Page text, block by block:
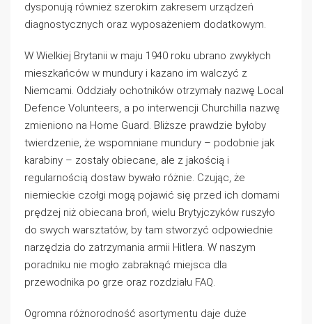
dysponują również szerokim zakresem urządzeń
diagnostycznych oraz wyposażeniem dodatkowym.
W Wielkiej Brytanii w maju 1940 roku ubrano zwykłych
mieszkańców w mundury i kazano im walczyć z
Niemcami. Oddziały ochotników otrzymały nazwę Local
Defence Volunteers, a po interwencji Churchilla nazwę
zmieniono na Home Guard. Bliższe prawdzie byłoby
twierdzenie, że wspomniane mundury – podobnie jak
karabiny – zostały obiecane, ale z jakością i
regularnością dostaw bywało różnie. Czując, że
niemieckie czołgi mogą pojawić się przed ich domami
prędzej niż obiecana broń, wielu Brytyjczyków ruszyło
do swych warsztatów, by tam stworzyć odpowiednie
narzędzia do zatrzymania armii Hitlera. W naszym
poradniku nie mogło zabraknąć miejsca dla
przewodnika po grze oraz rozdziału FAQ.
Ogromna różnorodność asortymentu daje duże